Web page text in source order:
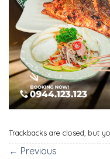
Trackbacks are closed, but
← Previous